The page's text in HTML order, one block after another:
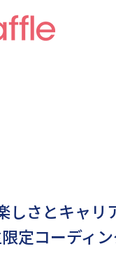
しさとキャリ
定コーディ